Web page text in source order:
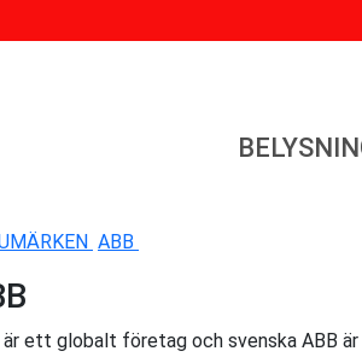
ABB
är ett globalt företag och svenska ABB